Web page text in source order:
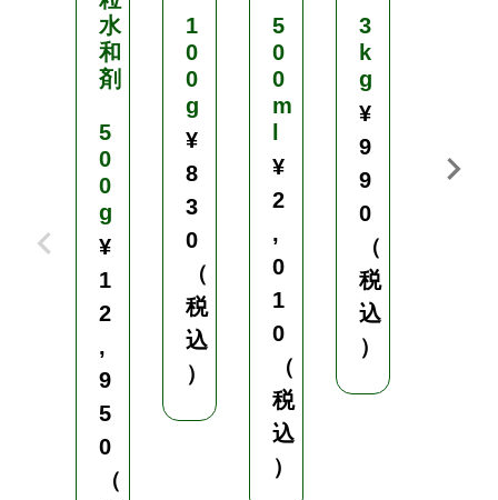
水
和
剤
5
0
0
g
¥
1
2
,
9
5
0
（
1
0
0
g
¥
8
3
0
（
税
込
）
5
0
0
m
¥
2
,
0
1
0
（
税
込
）
3
k
g
¥
9
9
0
（
税
込
）
1